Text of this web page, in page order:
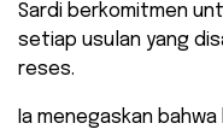
Sardi berkomitmen
setiap usulan yang
reses.
Ia menegaskan